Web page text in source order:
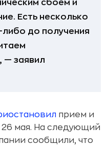
сбоем и
Есть несколько
либо до получения
— заявил
прием и
мая. На следующий
сообщили, что